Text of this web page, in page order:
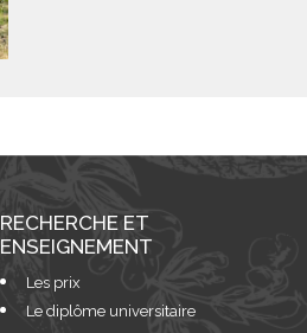
RECHERCHE ET
ENSEIGNEMENT
Les prix
Le diplôme universitaire